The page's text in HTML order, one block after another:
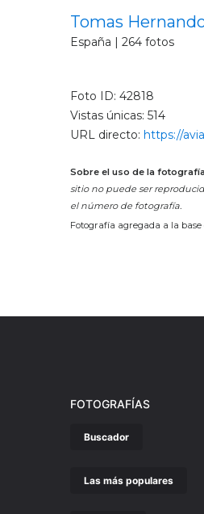
Tomas
España | 264 fotos
Foto ID: 42818
Vistas únicas: 514
URL directo: https://
Sobre el uso de la
sitio no puede ser
el número de fotografía.
Fotografía agregada a la base
FOTOGRAFÍAS
Buscador
Las más populares